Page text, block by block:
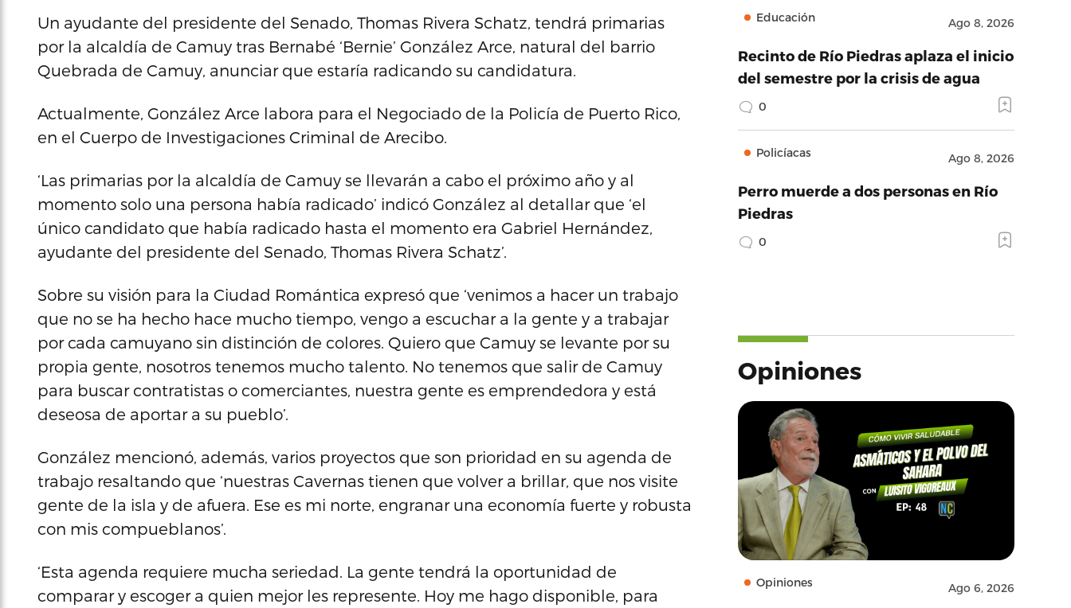
Un ayudante del presidente del Senado, Thomas Rivera Schatz, tendrá primarias
por la alcaldía de Camuy tras Bernabé ‘Bernie’ González Arce, natural del barrio
Quebrada de Camuy, anunciar que estaría radicando su candidatura.
Actualmente, González Arce labora para el Negociado de la Policía de Puerto Rico,
en el Cuerpo de Investigaciones Criminal de Arecibo.
‘Las primarias por la alcaldía de Camuy se llevarán a cabo el próximo año y al
momento solo una persona había radicado’ indicó González al detallar que ‘el
único candidato que había radicado hasta el momento era Gabriel Hernández,
ayudante del presidente del Senado, Thomas Rivera Schatz’.
Sobre su visión para la Ciudad Romántica expresó que ‘venimos a hacer un trabajo
que no se ha hecho hace mucho tiempo, vengo a escuchar a la gente y a trabajar
por cada camuyano sin distinción de colores. Quiero que Camuy se levante por su
propia gente, nosotros tenemos mucho talento. No tenemos que salir de Camuy
para buscar contratistas o comerciantes, nuestra gente es emprendedora y está
deseosa de aportar a su pueblo’.
González mencionó, además, varios proyectos que son prioridad en su agenda de
trabajo resaltando que ‘nuestras Cavernas tienen que volver a brillar, que nos visite
gente de la isla y de afuera. Ese es mi norte, engranar una economía fuerte y robusta
con mis compueblanos’.
‘Esta agenda requiere mucha seriedad. La gente tendrá la oportunidad de
comparar y escoger a quien mejor les represente. Hoy me hago disponible, para
Educación Ago 8, 2026
Recinto de Río Piedras aplaza el inicio
del semestre por la crisis de agua
0
Policíacas Ago 8, 2026
Perro muerde a dos personas en Río
Piedras
0
Opiniones
Opiniones Ago 6, 2026